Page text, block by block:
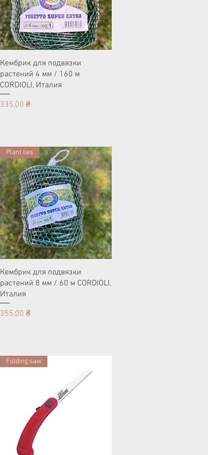
Кембрик для подвязки
растений 4 мм / 160 м
CORDIOLI, Италия
Цена
335,00 ₴
Plant ties
Кембрик для подвязки
растений 8 мм / 60 м CORDIOLI,
Италия
Цена
355,00 ₴
Folding saw